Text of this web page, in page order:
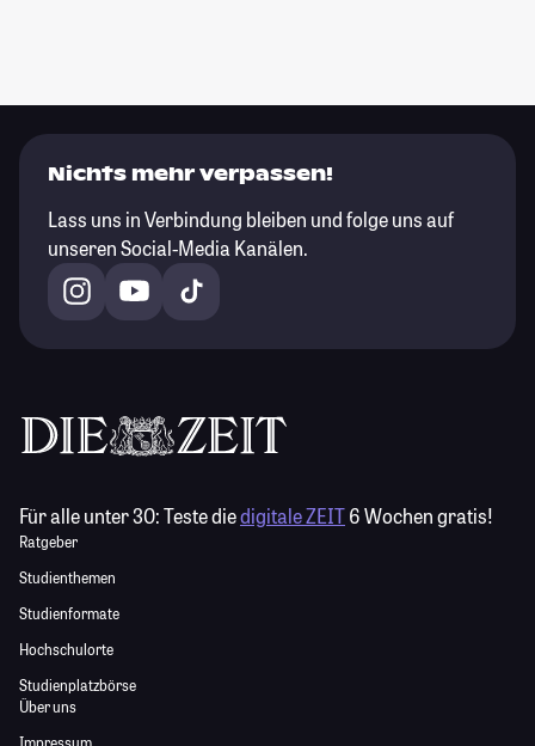
Nichts mehr verpassen!
Lass uns in Verbindung bleiben und folge uns auf
unseren Social-Media Kanälen.
Für alle unter 30:Teste diedigitale ZEIT6 Wochen gratis!
Ratgeber
Studienthemen
Studienformate
Hochschulorte
Studienplatzbörse
Über uns